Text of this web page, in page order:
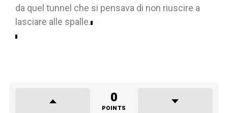
da quel tunnel che si pensava di non riuscire a
lasciare alle spalle.
0
POINTS